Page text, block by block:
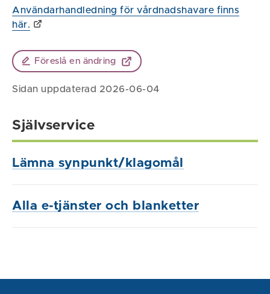
Användarhandledning för vårdnadshavare finns
här.
Föreslå en ändring
Sidan uppdaterad 2026-06-04
Självservice
Lämna synpunkt/klagomål
Alla e-tjänster och blanketter